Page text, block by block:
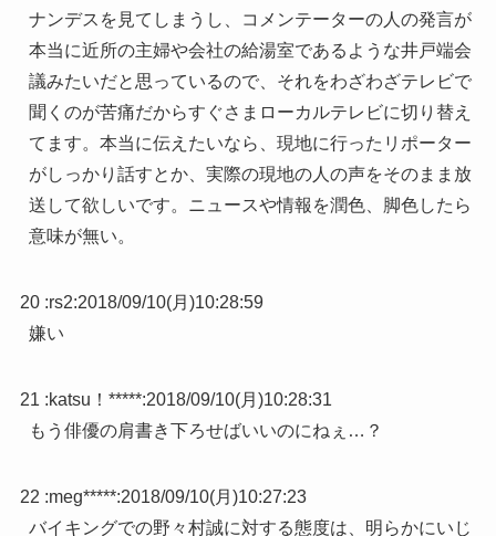
ナンデスを見てしまうし、コメンテーターの人の発言が
本当に近所の主婦や会社の給湯室であるような井戸端会
議みたいだと思っているので、それをわざわざテレビで
聞くのが苦痛だからすぐさまローカルテレビに切り替え
てます。本当に伝えたいなら、現地に行ったリポーター
がしっかり話すとか、実際の現地の人の声をそのまま放
送して欲しいです。ニュースや情報を潤色、脚色したら
意味が無い。
20 :rs2:2018/09/10(月)10:28:59
嫌い
21 :katsu！*****:2018/09/10(月)10:28:31
もう俳優の肩書き下ろせばいいのにねぇ…？
22 :meg*****:2018/09/10(月)10:27:23
バイキングでの野々村誠に対する態度は、明らかにいじ